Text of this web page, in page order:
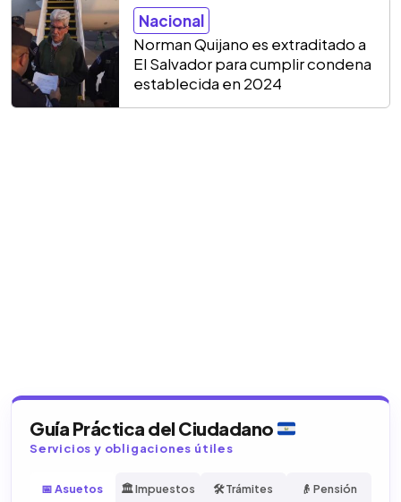
Nacional
Norman Quijano es extraditado a
El Salvador para cumplir condena
establecida en 2024
Guía Práctica del Ciudadano
Servicios y obligaciones útiles
📅 Asuetos 🏛️ Impuestos 🛠️ Trámites 👴 Pensión